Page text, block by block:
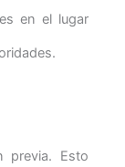
en el lugar
previa. Esto